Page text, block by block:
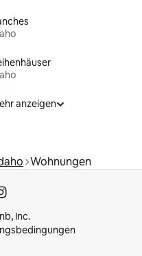
anzeigen
Wohnungen
Inc.